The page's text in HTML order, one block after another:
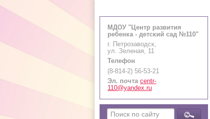
МДОУ "Центр развития
ребенка - детский сад №110"
г. Петрозаводск,
ул. Зеленая, 11
Телефон
(8-814-2) 56-53-21
Эл. почта centr-
110@yandex.ru